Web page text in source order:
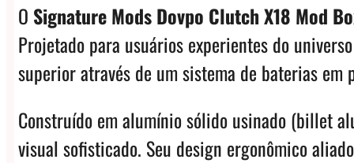
O Signature Mods Dovpo Clutch X18 Mod
Projetado para usuários experientes do
superior através de um sistema de baterias em
Construído em alumínio sólido usinado (billet
visual sofisticado. Seu design ergonômico